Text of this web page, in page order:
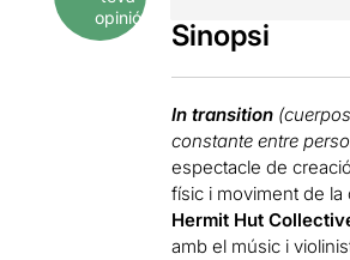
opinió
Sinopsi
In transition (
constante entre
espectacle de
físic i moviment de
Hermit Hut
amb el músic i